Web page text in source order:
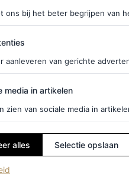
ons bij het beter begrijpen van
aanleveren van gerichte
in artikelen
media in artikelen
zien van sociale media in
alles Selectie opslaan